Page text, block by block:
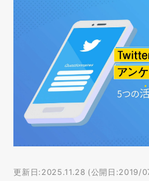
更新日:2025.11.28 (公開日:2019/